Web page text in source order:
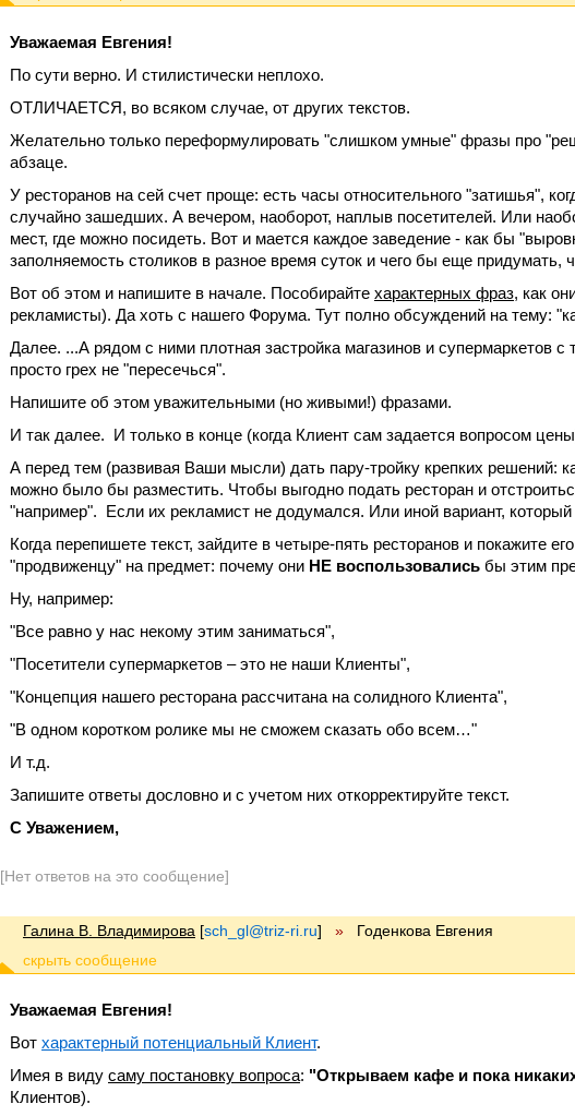
Уважаемая Евгения!
По сути верно. И стилистически неплохо.
ОТЛИЧАЕТСЯ, во всяком случае, от других текстов.
Желательно только переформулировать "слишком умные" фразы про
абзаце.
У ресторанов на сей счет проще: есть часы относительного "затишья",
случайно зашедших. А вечером, наоборот, наплыв посетителей. Или
мест, где можно посидеть. Вот и мается каждое заведение - как бы
заполняемость столиков в разное время суток и чего бы еще придумать,
Вот об этом и напишите в начале. Пособирайте характерных фраз, как
рекламисты). Да хоть с нашего Форума. Тут полно обсуждений на тему:
Далее. ...А рядом с ними плотная застройка магазинов и супермаркетов
просто грех не "пересечься".
Напишите об этом уважительными (но живыми!) фразами.
И так далее. И только в конце (когда Клиент сам задается вопросом
А перед тем (развивая Ваши мысли) дать пару-тройку крепких решений:
можно было бы разместить. Чтобы выгодно подать ресторан и
"например". Если их рекламист не додумался. Или иной вариант,
Когда перепишете текст, зайдите в четыре-пять ресторанов и покажите
"продвиженцу" на предмет: почему они НЕ воспользовались бы этим
Ну, например:
"Все равно у нас некому этим заниматься",
"Посетители супермаркетов – это не наши Клиенты",
"Концепция нашего ресторана рассчитана на солидного Клиента",
"В одном коротком ролике мы не сможем сказать обо всем…"
И т.д.
Запишите ответы дословно и с учетом них откорректируйте текст.
С Уважением,
[Нет ответов на это сообщение]
Галина В. Владимирова [sch_gl@triz-ri.ru] » Годенкова Евгения
Уважаемая Евгения!
Вот характерный потенциальный Клиент.
Имея в виду саму постановку вопроса: "Открываем кафе и пока
Клиентов).